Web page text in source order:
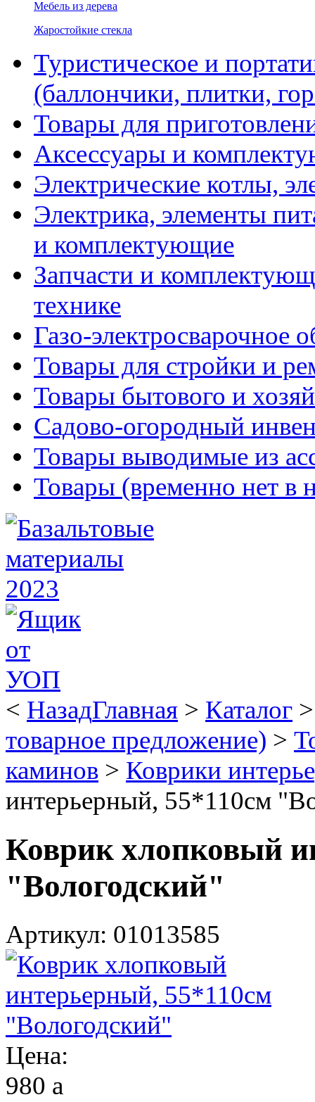
Мебель из дерева
Жаростойкие стекла
Туристическое и
(баллончики, плитки,
Товары для
Аксессуары и
Электрические котлы,
Электрика, элементы
и комплектующие
Запчасти и
технике
Газо-электросварочное
Товары для стройки и
Товары бытового и
Садово-огородный
Товары выводимые из
Товары (временно нет в
< НазадГлавная > Каталог
товарное предложение) >
каминов > Коврики
интерьерный, 55*110см
Коврик хлопковый
"Вологодский"
Артикул: 01013585
Цена:
980 a